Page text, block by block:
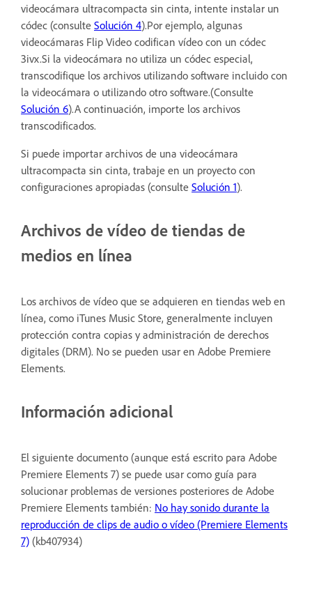
videocámara ultracompacta sin cinta, intente instalar un
códec (consulte Solución 4).Por ejemplo, algunas
videocámaras Flip Video codifican vídeo con un códec
3ivx.Si la videocámara no utiliza un códec especial,
transcodifique los archivos utilizando software incluido con
la videocámara o utilizando otro software.(Consulte
Solución 6).A continuación, importe los archivos
transcodificados.
Si puede importar archivos de una videocámara
ultracompacta sin cinta, trabaje en un proyecto con
configuraciones apropiadas (consulte Solución 1).
Archivos de vídeo de tiendas de
medios en línea
Los archivos de vídeo que se adquieren en tiendas web en
línea, como iTunes Music Store, generalmente incluyen
protección contra copias y administración de derechos
digitales (DRM). No se pueden usar en Adobe Premiere
Elements.
Información adicional
El siguiente documento (aunque está escrito para Adobe
Premiere Elements 7) se puede usar como guía para
solucionar problemas de versiones posteriores de Adobe
Premiere Elements también: No hay sonido durante la
reproducción de clips de audio o vídeo (Premiere Elements
7) (kb407934)